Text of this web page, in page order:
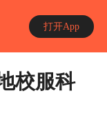
打开App
校服科